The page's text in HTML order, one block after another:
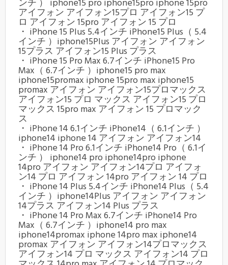
ンチ ） iphone15 pro iphone15pro iphone 15pro
アイフォン アイフォン15プロ アイフォン15 プ
ロ アイフォン 15pro アイフォン 15 プロ
・ iPhone 15 Plus 5.4インチ iPhone15 Plus（ 5.4
インチ ）iphone15Plus アイフォン アイフォン
15プラス アイフォン15 Plus プラス
・ iPhone 15 Pro Max 6.7インチ iPhone15 Pro
Max（ 6.7インチ ）iphone15 pro max
iphone15promax iphone 15pro max iphone15
promax アイフォン アイフォン15プロマックス
アイフォン15 プロ マックス アイフォン15 プロ
マックス 15pro max アイフォン 15 プロマック
ス
・ iPhone 14 6.1インチ iPhone14（ 6.1インチ ）
iphone14 iphone 14 アイフォン アイフォン14
・ iPhone 14 Pro 6.1インチ iPhone14 Pro（ 6.1イ
ンチ ） iphone14 pro iphone14pro iphone
14pro アイフォン アイフォン14プロ アイフォ
ン14 プロ アイフォン 14pro アイフォン 14 プロ
・ iPhone 14 Plus 5.4インチ iPhone14 Plus（ 5.4
インチ ）iphone14Plus アイフォン アイフォン
14プラス アイフォン14 Plus プラス
・ iPhone 14 Pro Max 6.7インチ iPhone14 Pro
Max（ 6.7インチ ）iphone14 pro max
iphone14promax iphone 14pro max iphone14
promax アイフォン アイフォン14プロマックス
アイフォン14 プロ マックス アイフォン14 プロ